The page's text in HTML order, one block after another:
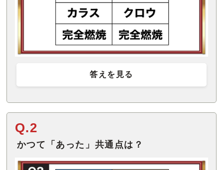
答えを見る
Q.2
かつて「あった」共通点は？